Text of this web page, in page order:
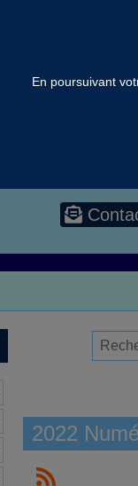
En poursuivant
2022